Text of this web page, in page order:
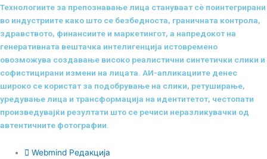
Технологиите за препознавање лица стануваат сè поинтегрирани
во индустриите како што се безбедноста, граничната контрола,
здравството, финансиите и маркетингот, а напредокот на
генеративната вештачка интелигенција истовремено
овозможува создавање високо реалистични синтетички слики и
софистицирани измени на лицата. АИ-апликациите денес
широко се користат за подобрување на слики, ретуширање,
уредување лица и трансформација на идентитетот, честопати
произведувајќи резултати што се речиси неразликувачки од
автентичните фотографии.
Webmind Редакција